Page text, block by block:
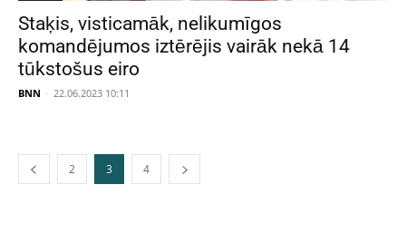
Staķis, visticamāk, nelikumīgos
komandējumos iztērējis vairāk nekā 14
tūkstošus eiro
BNN - 22.06.2023 10:11
2 3 4